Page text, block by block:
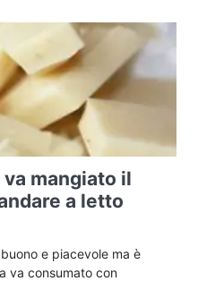
mangiato il
a letto
e piacevole ma è
va consumato con